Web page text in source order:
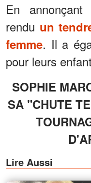
En
rendu un
femme. Il a
pour leurs
SOPHIE
SA "CHUTE
Lire Aussi